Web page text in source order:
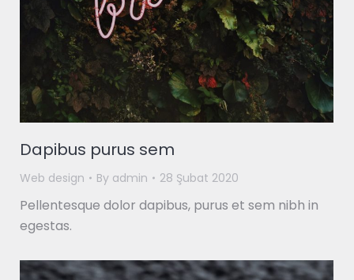
Dapibus purus sem
Web design By admin 28 Şubat 2020
Pellentesque dolor dapibus, purus et sem nibh in
egestas.